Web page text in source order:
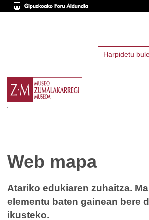
Harpidetu
Web mapa
Atariko edukiaren zuhaitza.
elementu baten gainean bere
ikusteko.